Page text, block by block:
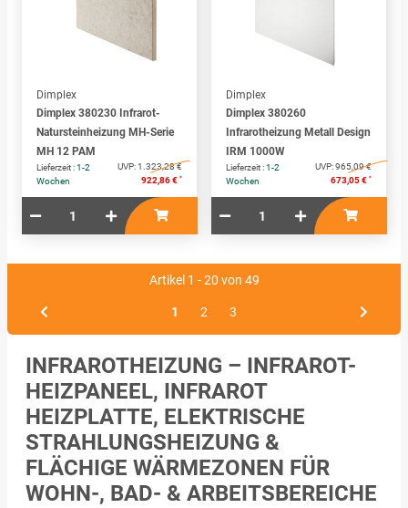
Dimplex
Dimplex 380230 Infrarot-
Natursteinheizung MH-Serie
MH 12 PAM
Lieferzeit :1-2
Wochen
UVP:1.323,28 €
922,86 € *
Dimplex
Dimplex 380260
Infrarotheizung Metall Design
IRM 1000W
Lieferzeit :1-2
Wochen
UVP:965,09 €
673,05 € *
Artikel 1 - 20 von 49
1 2 3
INFRAROTHEIZUNG – INFRAROT-
HEIZPANEEL, INFRAROT
HEIZPLATTE, ELEKTRISCHE
STRAHLUNGSHEIZUNG &
FLÄCHIGE WÄRMEZONEN FÜR
WOHN-, BAD- & ARBEITSBEREICHE